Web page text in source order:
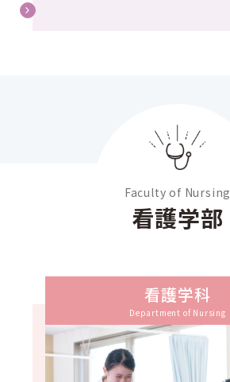
Faculty of Nursing
看護学部
看護学科
Department of Nursing